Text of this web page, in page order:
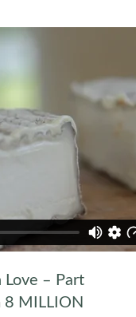
Love – Part
8 MILLION